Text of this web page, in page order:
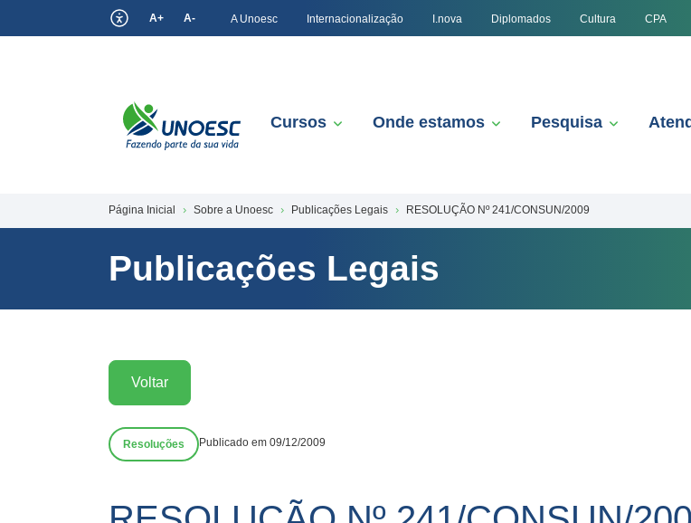
A+ A- A Unoesc Internacionalização I.nova Diplomados Cultura CPA
Cursos Onde estamos Pesquisa
Página Inicial Sobre a Unoesc Publicações Legais RESOLUÇÃO Nº 241/CONSUN/2009
Publicações Legais
Voltar
Resoluções Publicado em 09/12/2009